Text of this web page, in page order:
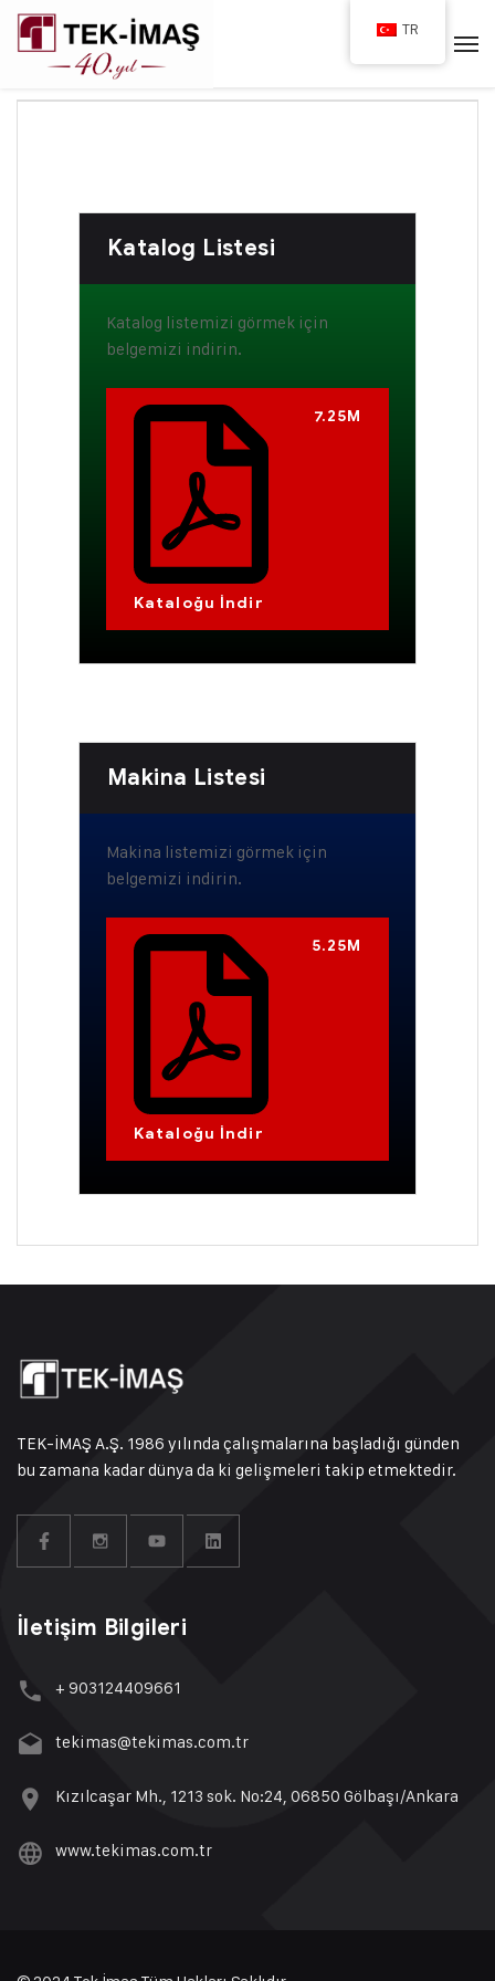
Katalog Listesi
Katalog listemizi görmek için
belgemizi indirin.
Kataloğu İndir
7.25M
Makina Listesi
Makina listemizi görmek için
belgemizi indirin.
Kataloğu İndir
5.25M
TEK-İMAŞ A.Ş. 1986 yılında çalışmalarına başladığı günden
bu zamana kadar dünya da ki gelişmeleri takip etmektedir.
İletişim Bilgileri
+ 903124409661
tekimas@tekimas.com.tr
Kızılcaşar Mh., 1213 sok. No:24, 06850 Gölbaşı/Ankara
www.tekimas.com.tr
TR